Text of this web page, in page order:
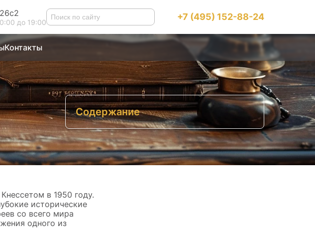
до 19:00 +7 (495) 152-88-24
Контакты
Содержание
Основные положения «Закона о
возвращении»
Статья № 1 – право евреев на
репатриацию
Статья № 2 – иммиграционная виза
Поправки в «Закон о возвращении»
в 1950 году.
исторические
со всего мира
одного из